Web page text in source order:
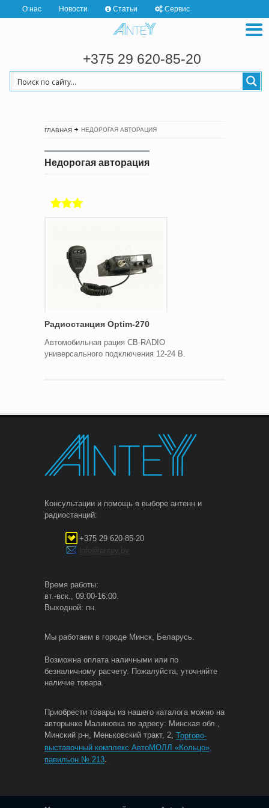
О нас Новости Статьи Сервис
+375 29 620-85-20
ГЛАВНАЯ НЕДОРОГАЯ АВТОРАЦИЯ
Недорогая авторация
Радиостанция Optim-270
Автомобильная рация CB-RADIO
универсального подключения 12-24 В.
Консультации и помощь в выборе антенн и
радиостанций:
+375 29 620-85-20
info@antey.by
Время работы:
вт.-вск., 09:00-16:00.
Выходной: пн.
Мы работаем в городе Минск, Беларусь.
Возможна оплата наличными или по
безналичному расчету. Пожалуйста, уточняйте
наличие товара.
Приобрести товары из нашего каталога можно на
авторынке Малиновка по адресу: Минская обл.,
Минский р-н, Меньковский тракт, 2, Торгово-
выставочный комплекс АвтоМОЛЛ «Кольцо»,
павильон № 213